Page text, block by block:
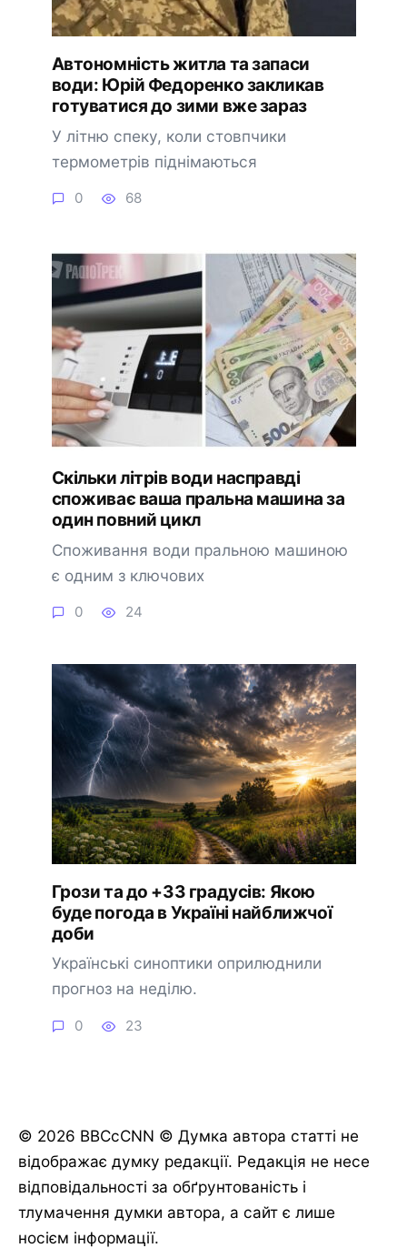
Автономність житла та запаси
води: Юрій Федоренко закликав
готуватися до зими вже зараз
У літню спеку, коли стовпчики
термометрів піднімаються
0 68
Скільки літрів води насправді
споживає ваша пральна машина за
один повний цикл
Споживання води пральною машиною
є одним з ключових
0 24
Грози та до +33 градусів: Якою
буде погода в Україні найближчої
доби
Українські синоптики оприлюднили
прогноз на неділю.
0 23
© 2026 BBCcCNN © Думка автора статті не
відображає думку редакції. Редакція не несе
відповідальності за обґрунтованість і
тлумачення думки автора, а сайт є лише
носієм інформації.